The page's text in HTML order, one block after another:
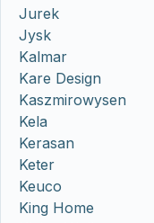
Jurek
Jysk
Kalmar
Kare Design
Kaszmirowysen
Kela
Kerasan
Keter
Keuco
King Home